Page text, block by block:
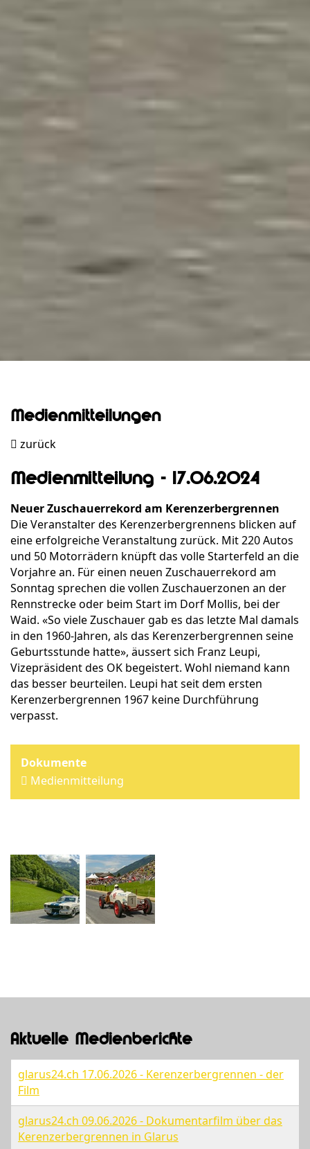
Medienmitteilungen
zurück
Medienmitteilung - 17.06.2024
Neuer Zuschauerrekord am Kerenzerbergrennen
Die Veranstalter des Kerenzerbergrennens blicken auf
eine erfolgreiche Veranstaltung zurück. Mit 220 Autos
und 50 Motorrädern knüpft das volle Starterfeld an die
Vorjahre an. Für einen neuen Zuschauerrekord am
Sonntag sprechen die vollen Zuschauerzonen an der
Rennstrecke oder beim Start im Dorf Mollis, bei der
Waid. «So viele Zuschauer gab es das letzte Mal damals
in den 1960-Jahren, als das Kerenzerbergrennen seine
Geburtsstunde hatte», äussert sich Franz Leupi,
Vizepräsident des OK begeistert. Wohl niemand kann
das besser beurteilen. Leupi hat seit dem ersten
Kerenzerbergrennen 1967 keine Durchführung
verpasst.
Medienmitteilung
Aktuelle Medienberichte
glarus24.ch 17.06.2026 - Kerenzerbergrennen - der
Film
glarus24.ch 09.06.2026 - Dokumentarfilm über das
Kerenzerbergrennen in Glarus